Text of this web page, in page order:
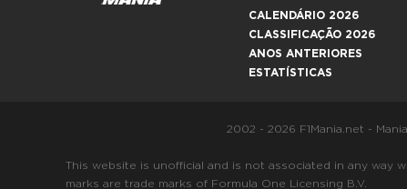
CALENDÁRIO 2026
CLASSIFICAÇÃO 2026
ANOS ANTERIORES
ESTATÍSTICAS
2002 - 2026 F1Mania.net -
This website is unofficial and is not associated in any way
marks are trade marks of Formula One Licensing B.V.